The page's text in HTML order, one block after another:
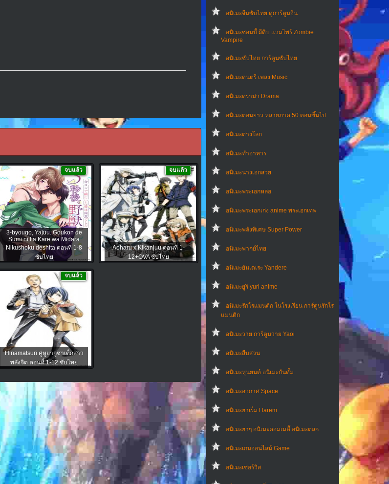
อนิเมะจีนซับไทย ดูการ์ตูนจีน
อนิเมะซอมบี้ ผีดิบ แวมไพร์ Zombie
Vampire
อนิเมะซับไทย การ์ตูนซับไทย
อนิเมะดนตรี เพลง Music
อนิเมะดราม่า Drama
อนิเมะตอนยาว หลายภาค 50 ตอนขึ้นไป
อนิเมะต่างโลก
อนิเมะทําอาหาร
อนิเมะนางเอกสวย
อนิเมะพระเอกหล่อ
อนิเมะพระเอกเก่ง anime พระเอกเทพ
อนิเมะพลังพิเศษ Super Power
อนิเมะพากย์ไทย
อนิเมะยันเดเระ Yandere
อนิเมะยูริ yuri anime
อนิเมะรักโรแมนติก ในโรงเรียน การ์ตูนรักโร
แมนติก
อนิเมะวาย การ์ตูนวาย Yaoi
อนิเมะสืบสวน
อนิเมะหุ่นยนต์ อนิเมะกันดั้ม
อนิเมะอวกาศ Space
อนิเมะฮาเร็ม Harem
อนิเมะฮาๆ อนิเมะคอมเมดี้ อนิเมะตลก
อนิเมะเกมออนไลน์ Game
อนิเมะเซอร์วิส
3-byougo, Yajuu. Goukon de
Sumi ni Ita Kare wa Midara
Nikushoku deshita ตอนที่ 1-8
ซับไทย
จบแล้ว
Aoharu x Kikanjuu ตอนที่ 1-
12+OVA ซับไทย
จบแล้ว
Hinamatsuri คู่หูยากูซ่าเด็กสาว
พลังจิต ตอนที่ 1-12 ซับไทย
จบแล้ว